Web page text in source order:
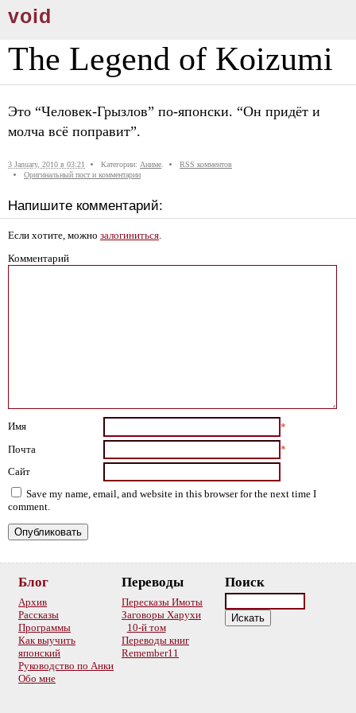
void
The Legend of Koizumi
Это “Человек-Грызлов” по-японски. “Он придёт и
молча всё поправит”.
3 January, 2010 в 03:21 Категории: Аниме
RSS комментов
Оригинальный пост и комментарии
Напишите комментарий:
Если хотите, можно залогиниться.
Комментарий
Имя
*
Почта
*
Сайт
Save my name, email, and website in this browser for the next time I
comment.
Блог
Архив
Рассказы
Программы
Как выучить
японский
Руководство по Анки
Обо мне
Переводы
Пересказы Имоты
Заговоры Харухи
10-й том
Переводы книг
Remember11
Поиск